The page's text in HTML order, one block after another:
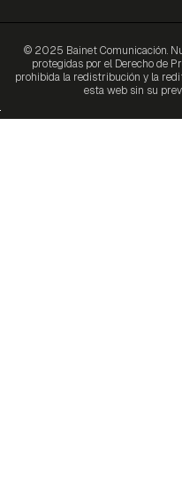
© 2025 Bainet Comunicación.
protegidas por el Derecho de
prohibida la redistribución y la
esta web sin su